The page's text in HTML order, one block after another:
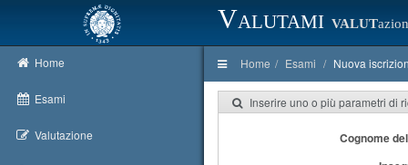
Valutami VALUT
Home
Esami
Valutazione
Home Esami Nuova
Inserire uno o più parametri di
Cognome